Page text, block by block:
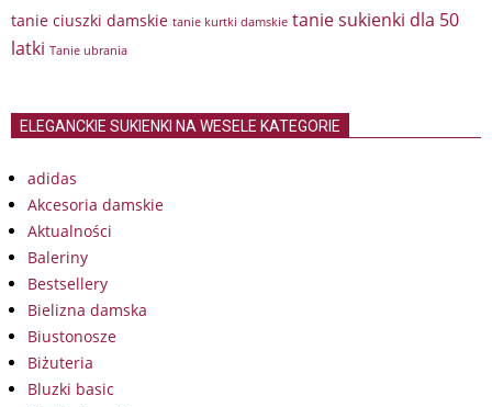
tanie ciuszki damskie tanie kurtki damskie tanie sukienki dla 50
latki Tanie ubrania
ELEGANCKIE SUKIENKI NA WESELE KATEGORIE
adidas
Akcesoria damskie
Aktualności
Baleriny
Bestsellery
Bielizna damska
Biustonosze
Biżuteria
Bluzki basic